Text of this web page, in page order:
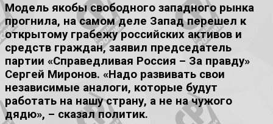
Модель якобы свободного западного рынка
прогнила, на самом деле Запад перешел к
открытому грабежу российских активов и
средств граждан, заявил председатель
партии «Справедливая Россия – За правду»
Сергей Миронов. «Надо развивать свои
независимые аналоги, которые будут
работать на нашу страну, а не на чужого
дядю», – сказал политик.